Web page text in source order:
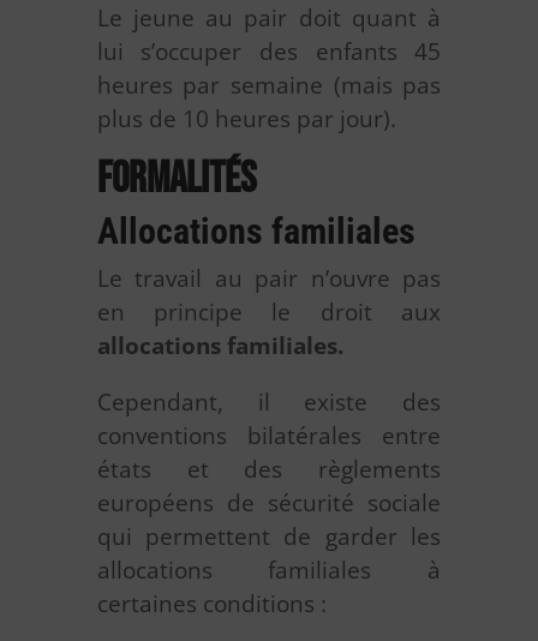
Le jeune au pair doit quant à
lui s’occuper des enfants 45
heures par semaine (mais pas
plus de 10 heures par jour).
Formalités
Allocations familiales
Le travail au pair n’ouvre pas
en principe le droit aux
allocations familiales.
Cependant, il existe des
conventions bilatérales entre
états et des règlements
européens de sécurité sociale
qui permettent de garder les
allocations familiales à
certaines conditions :